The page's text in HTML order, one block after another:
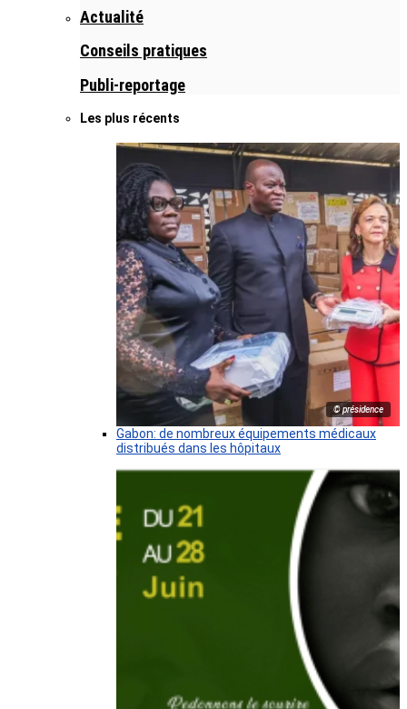
Actualité
Conseils pratiques
Publi-reportage
Les plus récents
© présidence
Gabon: de nombreux équipements médicaux
distribués dans les hôpitaux